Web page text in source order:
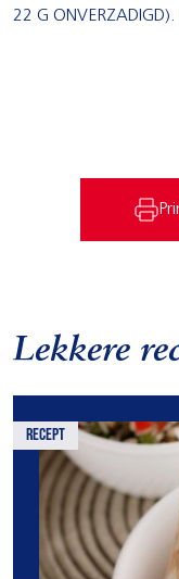
22 G
Lekkere
recept